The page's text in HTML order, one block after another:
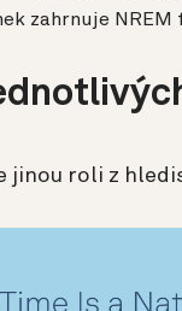
zahrnuje NREM
jinou roli z